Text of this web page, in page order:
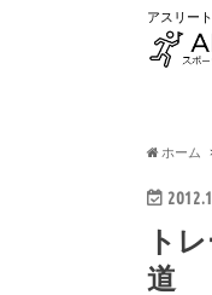
アスリー
ホーム
ト
道